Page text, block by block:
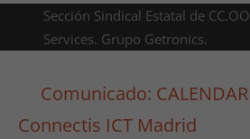
Sección Sindical Estatal de
Services. Grupo Getronics.
Comunicado:
Connectis ICT Madrid